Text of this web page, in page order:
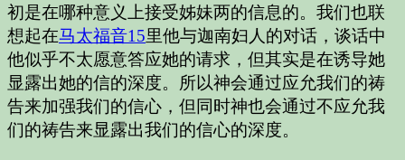
初是在哪种意义上接受姊妹两的信息的。我们也联
想起在马太福音15里他与迦南妇人的对话，谈话中
他似乎不太愿意答应她的请求，但其实是在诱导她
显露出她的信的深度。所以神会通过应允我们的祷
告来加强我们的信心，但同时神也会通过不应允我
们的祷告来显露出我们的信心的深度。